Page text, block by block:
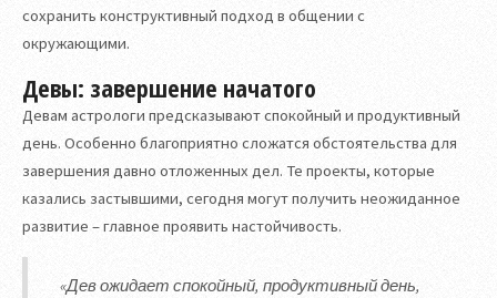
сохранить конструктивный подход в общении с
окружающими.
Девы: завершение начатого
Девам астрологи предсказывают спокойный и продуктивный
день. Особенно благоприятно сложатся обстоятельства для
завершения давно отложенных дел. Те проекты, которые
казались застывшими, сегодня могут получить неожиданное
развитие – главное проявить настойчивость.
«Дев ожидает спокойный, продуктивный день,